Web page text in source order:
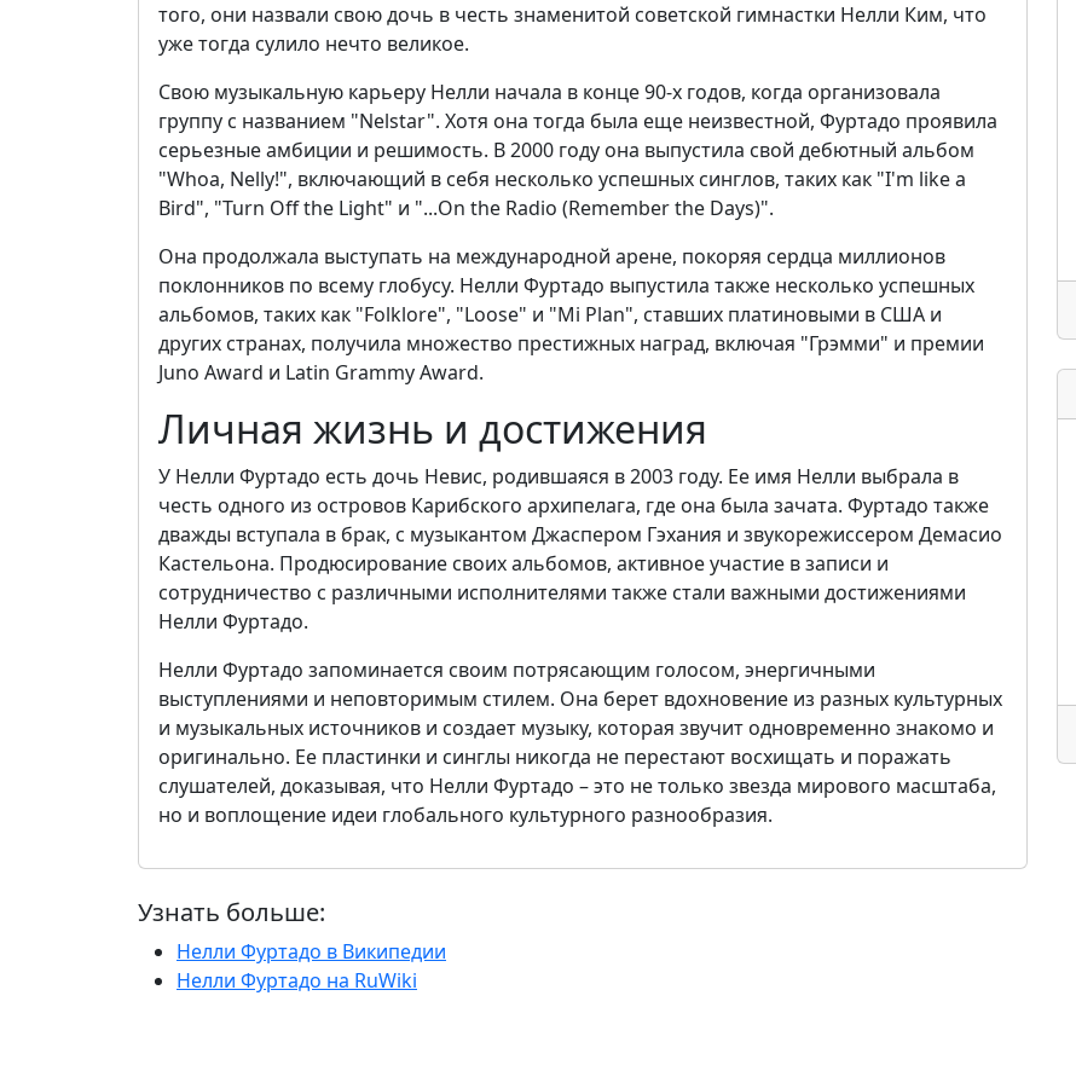
того, они назвали свою дочь в честь знаменитой советской гимнастки Нелли Ким, что
уже тогда сулило нечто великое.
Свою музыкальную карьеру Нелли начала в конце 90-х годов, когда организовала
группу с названием "Nelstar". Хотя она тогда была еще неизвестной, Фуртадо проявила
серьезные амбиции и решимость. В 2000 году она выпустила свой дебютный альбом
"Whoa, Nelly!", включающий в себя несколько успешных синглов, таких как "I'm like a
Bird", "Turn Off the Light" и "...On the Radio (Remember the Days)".
Она продолжала выступать на международной арене, покоряя сердца миллионов
поклонников по всему глобусу. Нелли Фуртадо выпустила также несколько успешных
альбомов, таких как "Folklore", "Loose" и "Mi Plan", ставших платиновыми в США и
других странах, получила множество престижных наград, включая "Грэмми" и премии
Juno Award и Latin Grammy Award.
Личная жизнь и достижения
У Нелли Фуртадо есть дочь Невис, родившаяся в 2003 году. Ее имя Нелли выбрала в
честь одного из островов Карибского архипелага, где она была зачата. Фуртадо также
дважды вступала в брак, с музыкантом Джаспером Гэхания и звукорежиссером Демасио
Кастельона. Продюсирование своих альбомов, активное участие в записи и
сотрудничество с различными исполнителями также стали важными достижениями
Нелли Фуртадо.
Нелли Фуртадо запоминается своим потрясающим голосом, энергичными
выступлениями и неповторимым стилем. Она берет вдохновение из разных культурных
и музыкальных источников и создает музыку, которая звучит одновременно знакомо и
оригинально. Ее пластинки и синглы никогда не перестают восхищать и поражать
слушателей, доказывая, что Нелли Фуртадо – это не только звезда мирового масштаба,
но и воплощение идеи глобального культурного разнообразия.
Узнать больше:
Нелли Фуртадо в Википедии
Нелли Фуртадо на RuWiki